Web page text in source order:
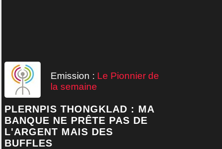
Emission : Le Pionnier de
la semaine
PLERNPIS THONGKLAD : MA
BANQUE NE PRÊTE PAS DE
L'ARGENT MAIS DES
BUFFLES